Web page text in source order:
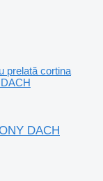
prelată cortina
DACH